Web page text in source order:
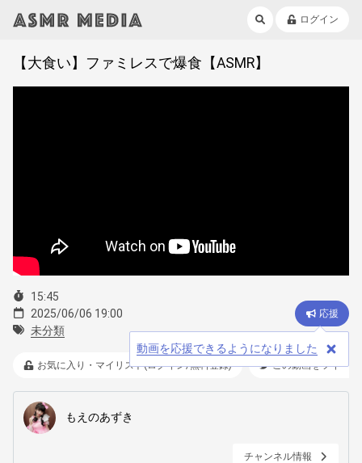
ログイン
【大食い】ファミレスで爆食【ASMR】
15:45
2025/06/06 19:00
未分類
応援
動画を応援できるようになりました
お気に入り・マイリスト(ログイン/無料登録) この動画をツイート
もえのあずき
チャンネル情報